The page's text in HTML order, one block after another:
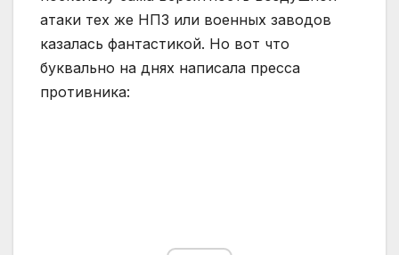
атаки тех же НПЗ или военных заводов
казалась фантастикой. Но вот что
буквально на днях написала пресса
противника: